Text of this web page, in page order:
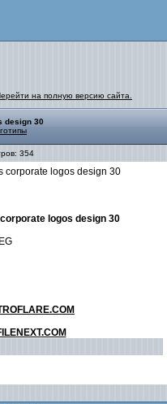
на полную версию сайта.
design 30
354
logos design 30